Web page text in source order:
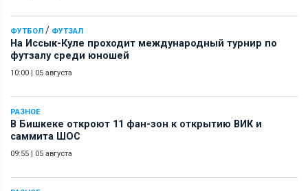
ФУТБОЛ / ФУТЗАЛ
На Иссык-Куле проходит международный турнир по
футзалу среди юношей
10:00 | 05 августа
РАЗНОЕ
В Бишкеке откроют 11 фан-зон к открытию ВИК и
саммита ШОС
09:55 | 05 августа